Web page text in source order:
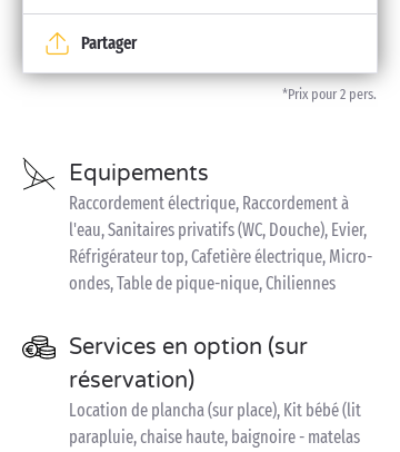
*Prix pour 2 pers.
Partager
Equipements
Raccordement électrique, Raccordement à
l'eau, Sanitaires privatifs (WC, Douche), Evier,
Réfrigérateur top, Cafetière électrique, Micro-
ondes, Table de pique-nique, Chiliennes
Services en option (sur
réservation)
Location de plancha (sur place), Kit bébé (lit
parapluie, chaise haute, baignoire - matelas